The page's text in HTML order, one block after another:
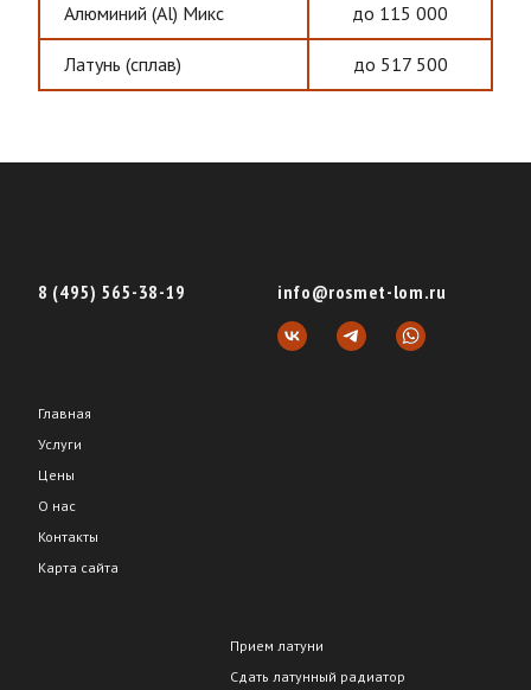
Алюминий (Al) Микс до 115 000
Латунь (сплав) до 517 500
8 (495) 565-38-19 info@rosmet-lom.ru
Главная
Услуги
Цены
О нас
Контакты
Карта сайта
Прием латуни
Сдать латунный радиатор